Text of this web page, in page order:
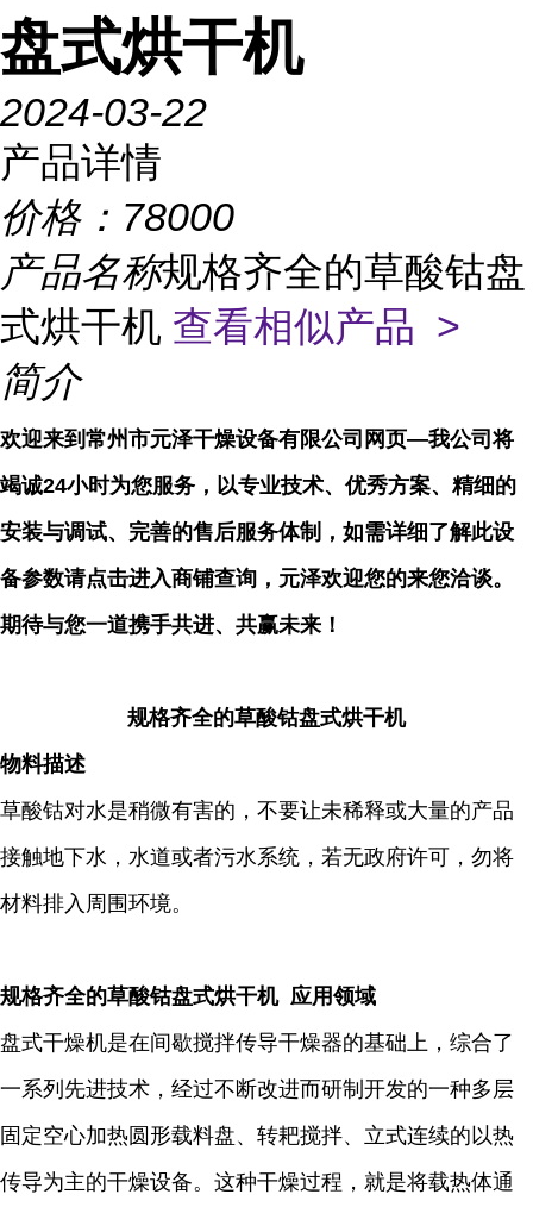
盘式烘干机
2024-03-22
产品详情
价格： 78000
产品名称规格齐全的草酸钴盘
式烘干机 查看相似产品 >
简介
欢迎来到常州市元泽干燥设备有限公司网页—我公司将
竭诚24小时为您服务，以专业技术、优秀方案、精细的
安装与调试、完善的售后服务体制，如需详细了解此设
备参数请点击进入商铺查询，元泽欢迎您的来您洽谈。
期待与您一道携手共进、共赢未来！
规格齐全的草酸钴盘式烘干机
物料描述
草酸钴对水是稍微有害的，不要让未稀释或大量的产品
接触地下水，水道或者污水系统，若无政府许可，勿将
材料排入周围环境。
规格齐全的草酸钴盘式烘干机 应用领域
盘式干燥机是在间歇搅拌传导干燥器的基础上，综合了
一系列先进技术，经过不断改进而研制开发的一种多层
固定空心加热圆形载料盘、转耙搅拌、立式连续的以热
传导为主的干燥设备。这种干燥过程，就是将载热体通